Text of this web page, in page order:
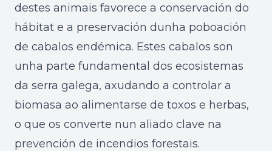
destes animais favorece a conservación do
hábitat e a preservación dunha poboación
de cabalos endémica. Estes cabalos son
unha parte fundamental dos ecosistemas
da serra galega, axudando a controlar a
biomasa ao alimentarse de toxos e herbas,
o que os converte nun aliado clave na
prevención de incendios forestais.